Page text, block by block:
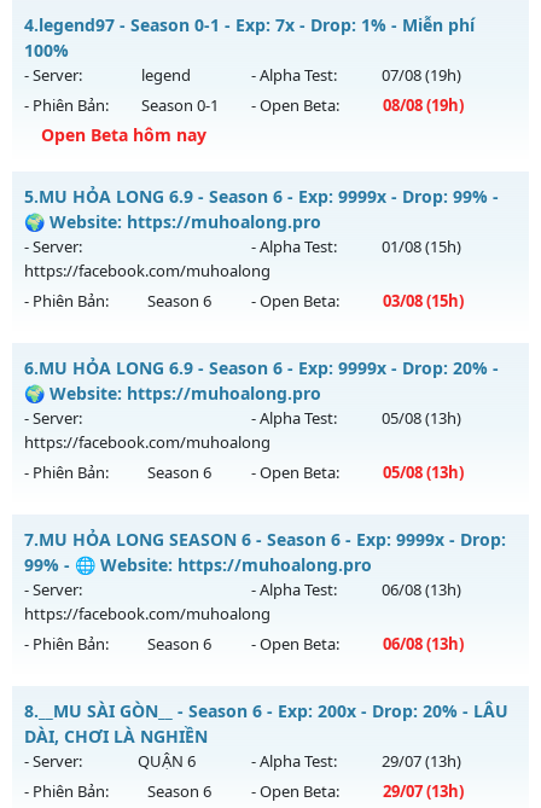
Antihack: ICM
MU HỎA LONG 6.9 - 🌐 Website: https://muhoalong.pro
Mu mới ra tháng 08 2026 - Mở máy chủ
https://facebook.com/muhoalongvào 08h ngày
06/08/2626
Exp: 9999x - Drop: 20%
Thể loại: Mu Nguyên bản Webzen
Antihack: XShield
4.legend97 - Season 0-1 - Exp: 7x - Drop: 1% - Miễn phí
100%
- Server: legend - Alpha Test: 07/08(19h)
- Phiên Bản:
Season 0-1 - Open Beta: 08/08(19h)
Open Beta hôm nay
legend97 - Miễn phí 100%
Mu mới ra tháng 08 2026 - Mở máy chủ
ngày 08/08/2626
Exp: 7x - Drop: 1%
Thể loại: Mu Nguyên bản Webzen
Antihack: Bandicam Hack 100%
5.MU HỎA LONG 6.9 - Season 6 - Exp: 9999x - Drop: 99% -
🌍 Website: https://muhoalong.pro
- Server:
https://facebook.com/muhoalong
- Alpha Test: 01/08(15h)
- Phiên Bản: Season 6 - Open Beta: 03/08(15h)
MU HỎA LONG 6.9 - 🌍 Website: https://muhoalong.pro
Mu mới ra tháng 08 2026 - Mở máy chủ
https://facebook.com/muhoalongvào 15h ngày
03/08/2626
Exp: 9999x - Drop: 99%
Thể loại: Mu Nguyên bản Webzen
Antihack: XShield
6.MU HỎA LONG 6.9 - Season 6 - Exp: 9999x - Drop: 20% -
🌍 Website: https://muhoalong.pro
- Server:
https://facebook.com/muhoalong
- Alpha Test: 05/08(13h)
- Phiên Bản: Season 6 - Open Beta: 05/08(13h)
MU HỎA LONG 6.9 - 🌍 Website: https://muhoalong.pro
Mu mới ra tháng 08 2026 - Mở máy chủ
https://facebook.com/muhoalongvào 13h ngày
05/08/2626
Exp: 9999x - Drop: 20%
Thể loại: Mu Nguyên bản Webzen
Antihack: XShield
7.MU HỎA LONG SEASON 6 - Season 6 - Exp: 9999x - Drop:
99% - 🌐 Website: https://muhoalong.pro
- Server:
https://facebook.com/muhoalong
- Alpha Test: 06/08(13h)
- Phiên Bản: Season 6 - Open Beta: 06/08(13h)
MU HỎA LONG SEASON 6 - 🌐 Website:
https://muhoalong.pro
Mu mới ra tháng 08 2026 - Mở máy chủ
https://facebook.com/muhoalongvào 13h ngày
8. __MU SÀI GÒN__ - Season 6 - Exp: 200x - Drop: 20% - LÂU
DÀI, CHƠI LÀ NGHIỀN
- Server: QUẬN 6 - Alpha Test: 29/07(13h)
- Phiên Bản:
Season 6 - Open Beta: 29/07(13h)